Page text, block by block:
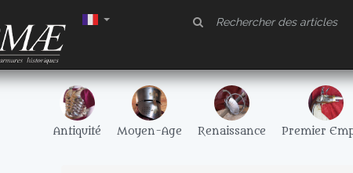
Antiquité Moyen-Age Renaissance Premier